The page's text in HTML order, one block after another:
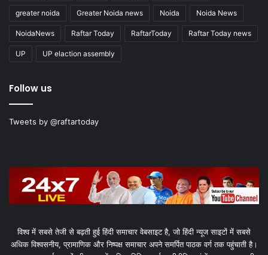
greater noida Greater Noida news Noida Noida News
NoidaNews Raftar Today RaftarToday Raftar Today news
UP UP elaction assembly
Follow us
Tweets by @raftartoday
विश्व में सबसे तेजी से बढ़ती हुई हिंदी समाचार वेबसाइट है, जो हिंदी न्यूज साइटों में सबसे
अधिक विश्वसनीय, प्रामाणिक और निष्पक्ष समाचार अपने समर्पित पाठक वर्ग तक पहुंचाती है।